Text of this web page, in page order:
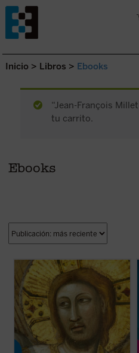
Saltar al contenido.
Inicio > Libros > Ebooks
“Jean-François
tu carrito.
Ebooks
«Una obra sólida sobre el Concilio y un
estimulante de la vida cristiana». Con estas
palabras describe Henri de Lubac
El Rostro
del Resucitado
, volumen con el que Marie-
Josep Le Guillou, perito en el Concilio
Vaticano II y uno de los ...
(ver ficha)